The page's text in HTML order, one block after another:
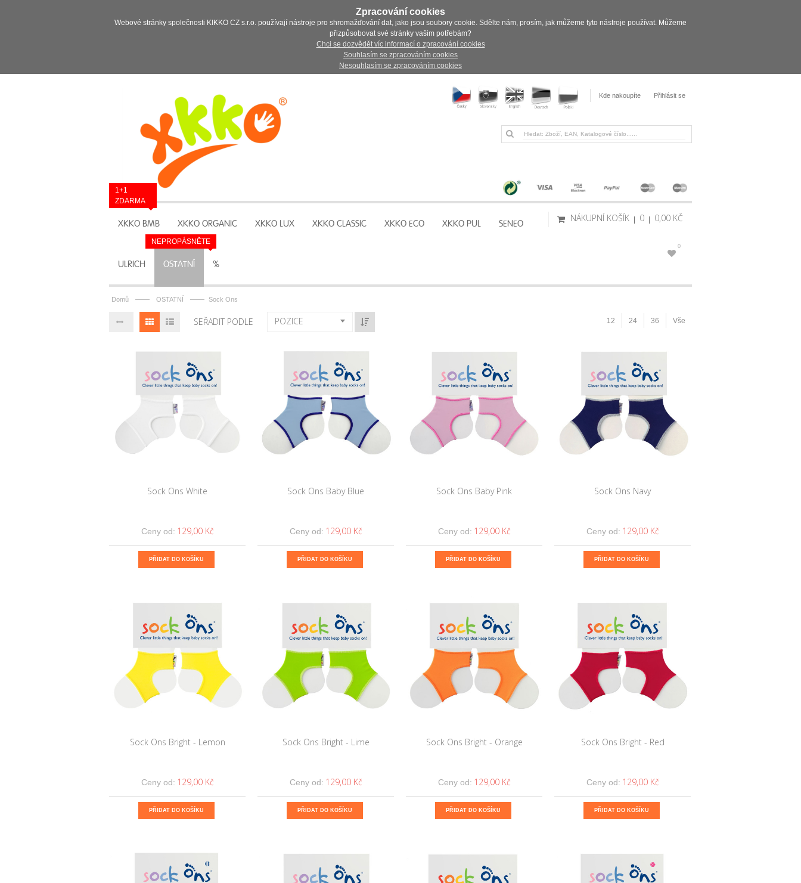
Zpracování cookies
Webové stránky společnosti KIKKO CZ s.r.o. používají nástroje pro shromažďování dat, jako jsou soubory cookie. Sdělte nám, prosím, jak můžeme tyto nástroje používat. Můžeme
přizpůsobovat své stránky vašim potřebám?
Chci se dozvědět víc informací o zpracování cookies
Souhlasím se zpracováním cookies
Nesouhlasím se zpracováním cookies
Kde nakoupíte Přihlásit se
XKKO BMB
1+1
ZDARMA
XKKO ORGANIC XKKO LUX XKKO CLASSIC XKKO ECO XKKO PUL SENEO
ULRICH OSTATNÍ %
NEPROPÁSNĚTE
NÁKUPNÍ KOŠÍK 0 0,00 KČ
0
Domů —— OSTATNÍ —— Sock Ons
SEŘADIT PODLE POZICE 12 24 36 Vše
Sock Ons White
Ceny od: 129,00 Kč
PŘIDAT DO KOŠÍKU
Sock Ons Baby Blue
Ceny od: 129,00 Kč
PŘIDAT DO KOŠÍKU
Sock Ons Baby Pink
Ceny od: 129,00 Kč
PŘIDAT DO KOŠÍKU
Sock Ons Navy
Ceny od: 129,00 Kč
PŘIDAT DO KOŠÍKU
Sock Ons Bright - Lemon
Ceny od: 129,00 Kč
PŘIDAT DO KOŠÍKU
Sock Ons Bright - Lime
Ceny od: 129,00 Kč
PŘIDAT DO KOŠÍKU
Sock Ons Bright - Orange
Ceny od: 129,00 Kč
PŘIDAT DO KOŠÍKU
Sock Ons Bright - Red
Ceny od: 129,00 Kč
PŘIDAT DO KOŠÍKU